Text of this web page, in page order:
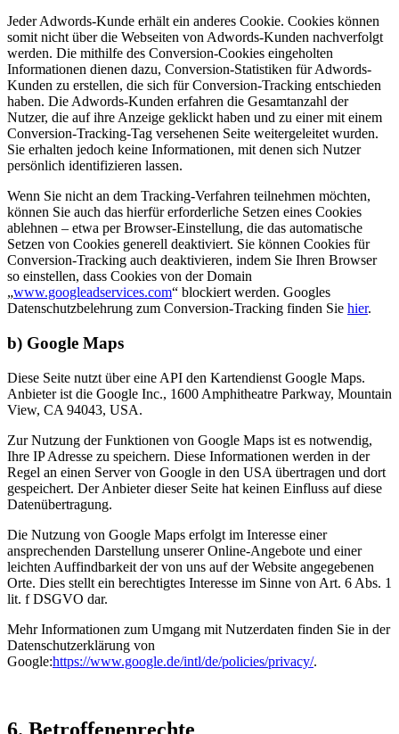
Jeder Adwords-Kunde erhält ein anderes Cookie. Cookies können
somit nicht über die Webseiten von Adwords-Kunden nachverfolgt
werden. Die mithilfe des Conversion-Cookies eingeholten
Informationen dienen dazu, Conversion-Statistiken für Adwords-
Kunden zu erstellen, die sich für Conversion-Tracking entschieden
haben. Die Adwords-Kunden erfahren die Gesamtanzahl der
Nutzer, die auf ihre Anzeige geklickt haben und zu einer mit einem
Conversion-Tracking-Tag versehenen Seite weitergeleitet wurden.
Sie erhalten jedoch keine Informationen, mit denen sich Nutzer
persönlich identifizieren lassen.
Wenn Sie nicht an dem Tracking-Verfahren teilnehmen möchten,
können Sie auch das hierfür erforderliche Setzen eines Cookies
ablehnen – etwa per Browser-Einstellung, die das automatische
Setzen von Cookies generell deaktiviert. Sie können Cookies für
Conversion-Tracking auch deaktivieren, indem Sie Ihren Browser
so einstellen, dass Cookies von der Domain
„www.googleadservices.com“ blockiert werden. Googles
Datenschutzbelehrung zum Conversion-Tracking finden Sie hier.
b) Google Maps
Diese Seite nutzt über eine API den Kartendienst Google Maps.
Anbieter ist die Google Inc., 1600 Amphitheatre Parkway, Mountain
View, CA 94043, USA.
Zur Nutzung der Funktionen von Google Maps ist es notwendig,
Ihre IP Adresse zu speichern. Diese Informationen werden in der
Regel an einen Server von Google in den USA übertragen und dort
gespeichert. Der Anbieter dieser Seite hat keinen Einfluss auf diese
Datenübertragung.
Die Nutzung von Google Maps erfolgt im Interesse einer
ansprechenden Darstellung unserer Online-Angebote und einer
leichten Auffindbarkeit der von uns auf der Website angegebenen
Orte. Dies stellt ein berechtigtes Interesse im Sinne von Art. 6 Abs. 1
lit. f DSGVO dar.
Mehr Informationen zum Umgang mit Nutzerdaten finden Sie in der
Datenschutzerklärung von
Google:https://www.google.de/intl/de/policies/privacy/.